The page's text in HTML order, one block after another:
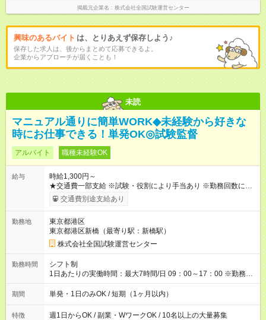
掲載元企業名 株式会社全国試験運営センター
興味のあるバイト は、とりあえず保存しよう♪
保存した求人は、後からまとめて応募できるよ。
企業からアプローチが届くことも！
未読
マニュアル通りに簡単WORK◆未経験から好きな
時にお仕事できる！単発OK◎試験監督
アルバイト 職種未経験OK
給与
時給1,300円～
★交通費一部支給 ※試験・役割により手当あり ※勤務回数によ
り昇給あり 【即給（前払い）オプションあり！】 希望される場
合、勤務から1週間ほどで給与の一部を受け取れます。 ※手数料
験 8:30～17:30（休憩1時間） 時給1,300円×8時間＝日収10,400
円＋交通費 ※当日の役割により時給＋100円の場合あり ・国家
試験 7:00～13:30（休憩なし） 時給1,300円（役割手当＋100
円）×6時間＝日収8,400円＋交通費 【試用期間】試用期間なし
交通費別途支給あり
勤務地
東京都港区
東京都港区新橋（最寄り駅：新橋駅）
株式会社全国試験運営センター
勤務時間
シフト制
1日あたりの実働時間：最大7時間/日 09：00～17：00 ※勤務時
間は 試験により異なります。
期間 単発・1日のみOK / 短期（1ヶ月以内）
特徴 週1日からOK / 副業・WワークOK / 10名以上の大量募集